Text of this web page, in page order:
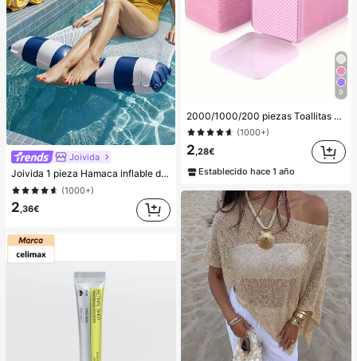
Joivida
Joivida 1 pieza Hamaca inflable de piscina con malla - Tumbona de adulto a rayas, apta para vacaciones, fiestas y relajación, disponible en rosa, amarillo, blanco, verde, azul y otros colores, hamaca de exterior, esencial para la playa y la piscina, excelente para fotografía
(1000+)
2,36€
9
2000/1000/200 piezas Toallitas de limpieza de uñas - Almohadillas profesionales sin pelusa para quitar esmalte de uñas, paños de limpieza de gel UV, herramienta de limpieza sin aroma para preparación y acabado de manicura (Rosa) Uñas Suministros de uñas Artículos de uñas, Imprescindible
(1000+)
2,28€
Establecido hace 1 año